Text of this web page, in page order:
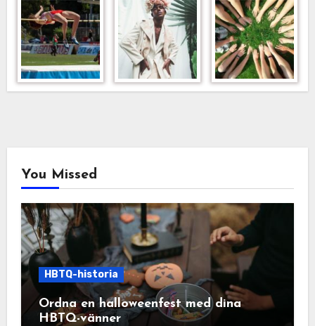
You Missed
HBTQ-historia
Ordna en halloweenfest med dina
HBTQ-vänner